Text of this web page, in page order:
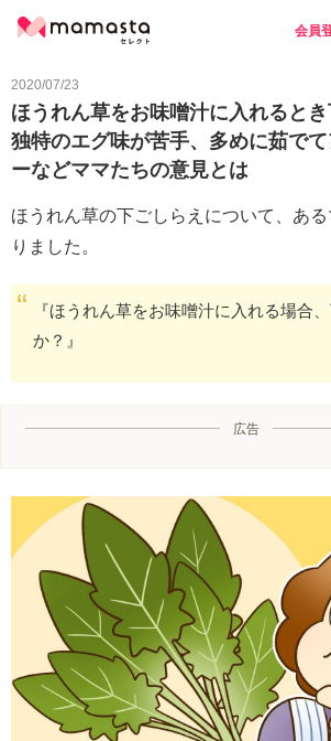
会員
2020/07/23
ほうれん草をお味噌汁に入れると
独特のエグ味が苦手、多めに茹で
ーなどママたちの意見とは
ほうれん草の下ごしらえについて、あ
りました。
『ほうれん草をお味噌汁に入れる場合
か？』
広告